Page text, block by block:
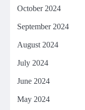
October 2024
September 2024
August 2024
July 2024
June 2024
May 2024